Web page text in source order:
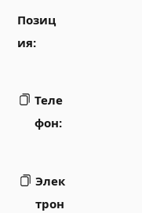
Позиц
ия:
Теле
фон:
Элек
трон